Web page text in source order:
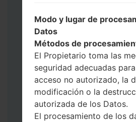
Modo y lugar de
Datos
Métodos de
El Propietario toma las
seguridad adecuadas
acceso no autorizado, la
modificación o la
autorizada de los Datos.
El procesamiento de los